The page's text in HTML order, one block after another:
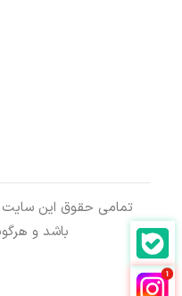
تمامی حقوق این
باشد و